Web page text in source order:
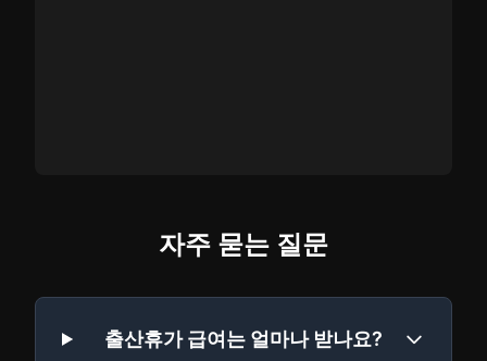
자주 묻는 질문
출산휴가 급여는 얼마나 받나요?